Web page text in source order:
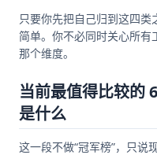
只要你先把自己归到这四
简单。你不必同时关心所
那个维度。
当前最值得比较的
是什么
这一段不做“冠军榜”，只说